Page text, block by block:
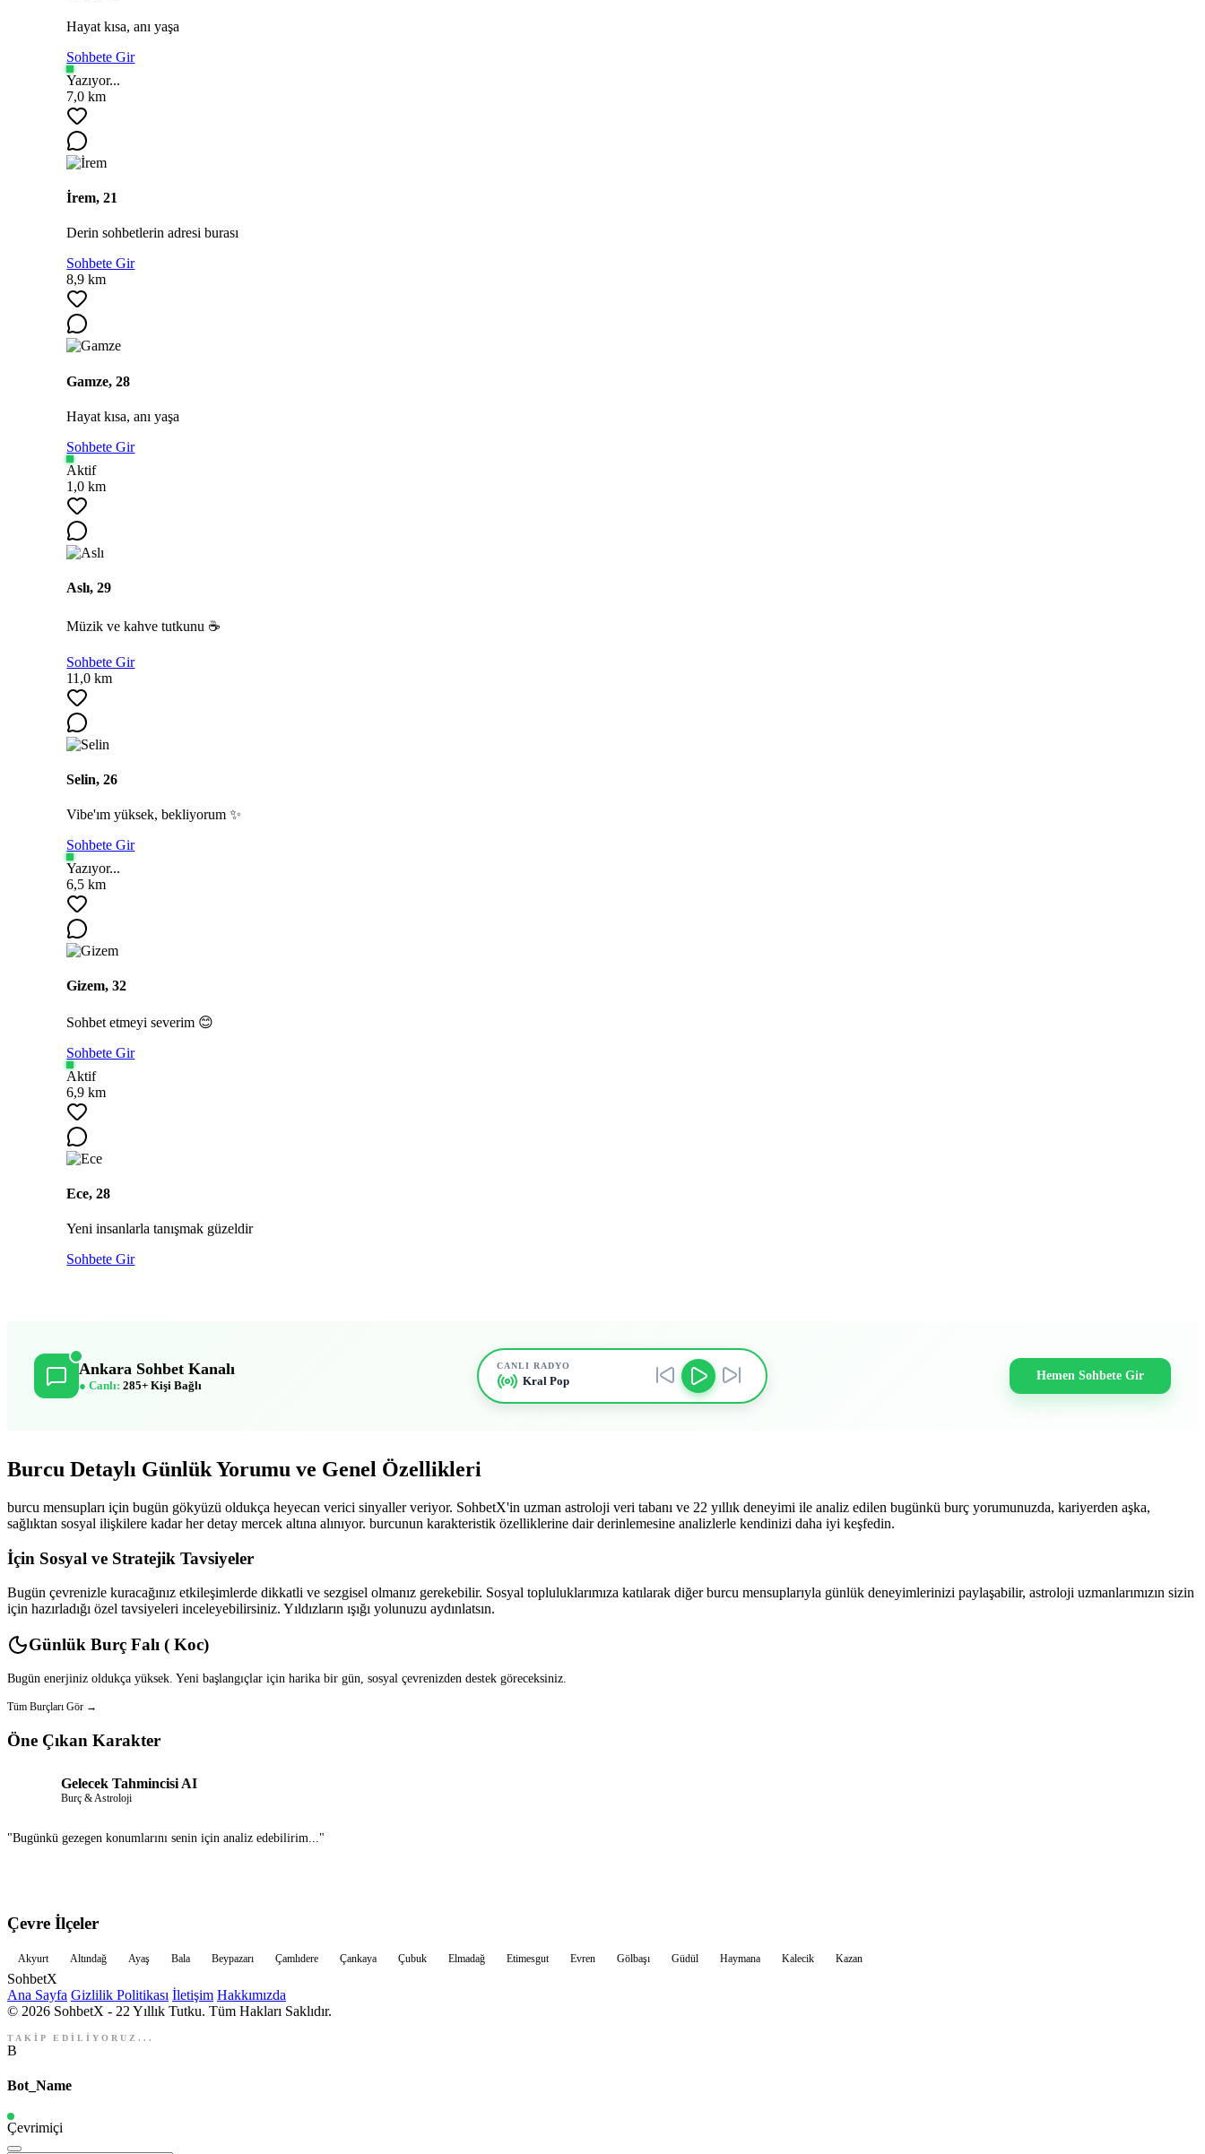
Hayat kısa, anı yaşa
Sohbete Gir
Yazıyor...
7,0 km
İrem, 21
Derin sohbetlerin adresi burası
Sohbete Gir
8,9 km
Gamze, 28
Hayat kısa, anı yaşa
Sohbete Gir
Aktif
1,0 km
Aslı, 29
Müzik ve kahve tutkunu ☕
Sohbete Gir
11,0 km
Selin, 26
Vibe'ım yüksek, bekliyorum ✨
Sohbete Gir
Yazıyor...
6,5 km
Gizem, 32
Sohbet etmeyi severim 😊
Sohbete Gir
Aktif
6,9 km
Ece, 28
Yeni insanlarla tanışmak güzeldir
Sohbete Gir
Ankara Sohbet Kanalı
● Canlı: 285+ Kişi Bağlı
CANLI RADYO
Kral Pop Hemen Sohbete Gir
Burcu Detaylı Günlük Yorumu ve Genel Özellikleri
burcu mensupları için bugün gökyüzü oldukça heyecan verici sinyaller veriyor. SohbetX'in uzman astroloji veri tabanı ve 22 yıllık deneyimi ile analiz edilen bugünkü burç yorumunuzda, kariyerden aşka,
sağlıktan sosyal ilişkilere kadar her detay mercek altına alınıyor. burcunun karakteristik özelliklerine dair derinlemesine analizlerle kendinizi daha iyi keşfedin.
İçin Sosyal ve Stratejik Tavsiyeler
Bugün çevrenizle kuracağınız etkileşimlerde dikkatli ve sezgisel olmanız gerekebilir. Sosyal topluluklarımıza katılarak diğer burcu mensuplarıyla günlük deneyimlerinizi paylaşabilir, astroloji uzmanlarımızın sizin
için hazırladığı özel tavsiyeleri inceleyebilirsiniz. Yıldızların ışığı yolunuzu aydınlatsın.
Günlük Burç Falı ( Koc)
Bugün enerjiniz oldukça yüksek. Yeni başlangıçlar için harika bir gün, sosyal çevrenizden destek göreceksiniz.
Tüm Burçları Gör →
Öne Çıkan Karakter
Gelecek Tahmincisi AI
Burç & Astroloji
"Bugünkü gezegen konumlarını senin için analiz edebilirim..."
Çevre İlçeler
Akyurt Altındağ Ayaş Bala Beypazarı Çamlıdere Çankaya Çubuk Elmadağ Etimesgut Evren Gölbaşı Güdül Haymana Kalecik Kazan
SohbetX
Ana Sayfa Gizlilik Politikası İletişim Hakkımızda
© 2026 SohbetX - 22 Yıllık Tutku. Tüm Hakları Saklıdır.
TAKİP EDİLİYORUZ...
B
Bot_Name
Çevrimiçi